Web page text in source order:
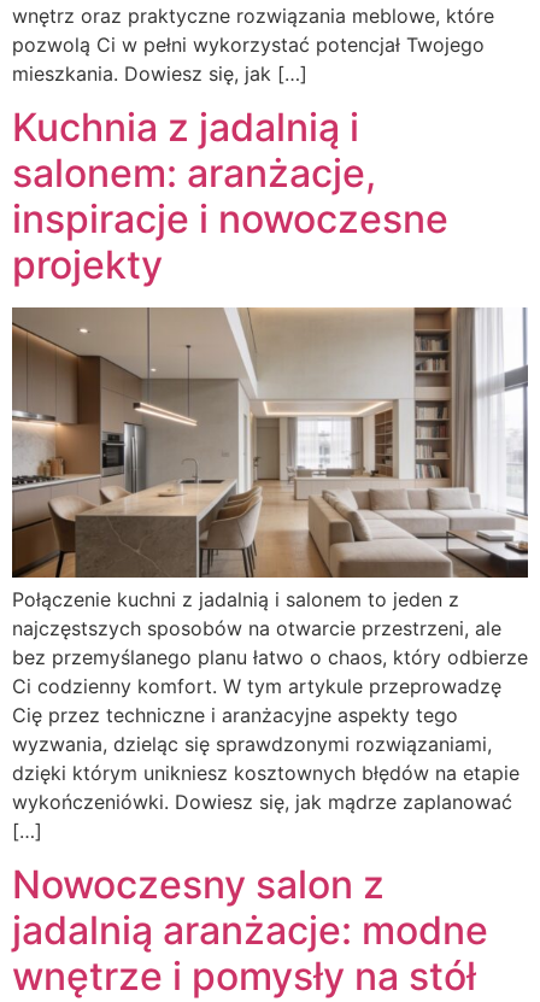
wnętrz oraz praktyczne rozwiązania meblowe, które
pozwolą Ci w pełni wykorzystać potencjał Twojego
mieszkania. Dowiesz się, jak […]
Kuchnia z jadalnią i
salonem: aranżacje,
inspiracje i nowoczesne
projekty
Połączenie kuchni z jadalnią i salonem to jeden z
najczęstszych sposobów na otwarcie przestrzeni, ale
bez przemyślanego planu łatwo o chaos, który odbierze
Ci codzienny komfort. W tym artykule przeprowadzę
Cię przez techniczne i aranżacyjne aspekty tego
wyzwania, dzieląc się sprawdzonymi rozwiązaniami,
dzięki którym unikniesz kosztownych błędów na etapie
wykończeniówki. Dowiesz się, jak mądrze zaplanować
[…]
Nowoczesny salon z
jadalnią aranżacje: modne
wnętrze i pomysły na stół